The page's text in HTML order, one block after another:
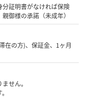
証明書がなければ保険
御様の承諾（未成年）
在の方)、保証金、1ヶ月
せん。